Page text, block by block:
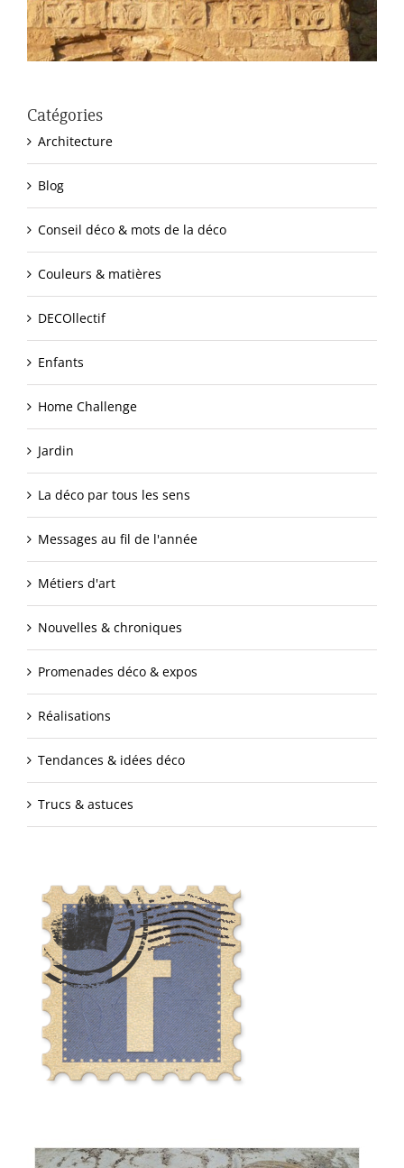
Catégories
Architecture
Blog
Conseil déco & mots de la déco
Couleurs & matières
DECOllectif
Enfants
Home Challenge
Jardin
La déco par tous les sens
Messages au fil de l'année
Métiers d'art
Nouvelles & chroniques
Promenades déco & expos
Réalisations
Tendances & idées déco
Trucs & astuces